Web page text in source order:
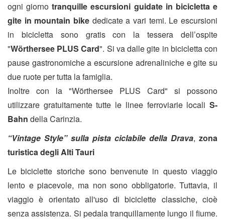
ogni giorno tranquille escursioni guidate in bicicletta e
gite in mountain bike dedicate a vari temi. Le escursioni
in bicicletta sono gratis con la tessera dell’ospite
"Wörthersee PLUS Card". Si va dalle gite in bicicletta con
pause gastronomiche a escursione adrenaliniche e gite su
due ruote per tutta la famiglia.
Inoltre con la "Wörthersee PLUS Card" si possono
utilizzare gratuitamente tutte le linee ferroviarie locali S-
Bahn della Carinzia.
“Vintage Style” sulla pista ciclabile della Drava, zona
turistica degli Alti Tauri
Le biciclette storiche sono benvenute in questo viaggio
lento e piacevole, ma non sono obbligatorie. Tuttavia, il
viaggio è orientato all'uso di biciclette classiche, cioè
senza assistenza. Si pedala tranquillamente lungo il fiume.